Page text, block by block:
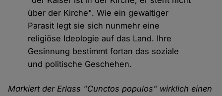
über der Kirche". Wie ein gewaltiger
Parasit legt sie sich nunmehr eine
religiöse Ideologie auf das Land. Ihre
Gesinnung bestimmt fortan das soziale
und politische Geschehen.
Markiert der Erlass "Cunctos populos" wirklich einen